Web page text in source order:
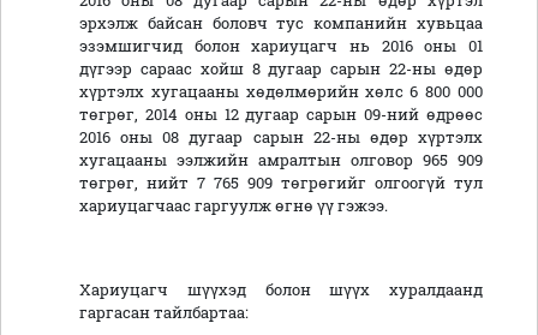
эрхэлж байсан боловч тус компанийн хувьцаа
эзэмшигчид болон хариуцагч нь 2016 оны 01
дүгээр сараас хойш 8 дугаар сарын 22-ны өдөр
хүртэлх хугацааны хөдөлмөрийн хөлс 6 800 000
төгрөг, 2014 оны 12 дугаар сарын 09-ний өдрөөс
2016 оны 08 дугаар сарын 22-ны өдөр хүртэлх
хугацааны ээлжийн амралтын олговор 965 909
төгрөг, нийт 7 765 909 төгрөгийг олгоогүй тул
хариуцагчаас гаргуулж өгнө үү гэжээ.
Хариуцагч шүүхэд болон шүүх хуралдаанд
гаргасан тайлбартаа: